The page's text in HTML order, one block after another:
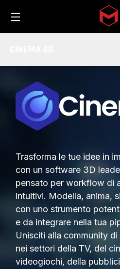
Trasforma le tue idee in
con un software 3D
pensato per workflow di
intuitivi. Modella, anima,
con uno strumento
e da integrare nella tua
Unisciti alla community
nei settori della TV, del
videogiochi, della